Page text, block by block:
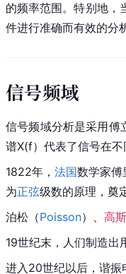
的频率范围。特别地，
件进行准确而有效的分
信号频域
信号频域分析是采用傅
谱X(f）代表了信号在
1822年，法国数学家傅
为正弦级数的原理，奠
泊松（Poisson）、 高斯
19世纪末，人们制造出
进入20世纪以后，谐振